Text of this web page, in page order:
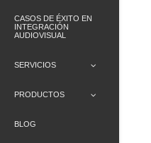
CASOS DE ÉXITO EN
INTEGRACIÓN
AUDIOVISUAL
SERVICIOS
PRODUCTOS
BLOG